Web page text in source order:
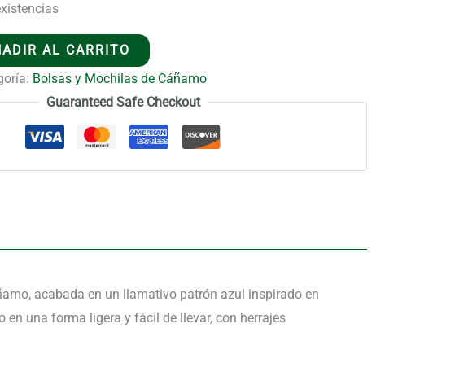
AL CARRITO
Bolsas y Mochilas de Cáñamo
Guaranteed Safe Checkout
acabada en un llamativo patrón azul inspirado en
una forma ligera y fácil de llevar, con herrajes